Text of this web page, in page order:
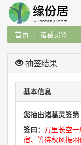
首页 诸葛灵签
抽签结果
基本信息
您抽出诸葛灵签第
签曰： 万里长空
宿、等待秋风振羽